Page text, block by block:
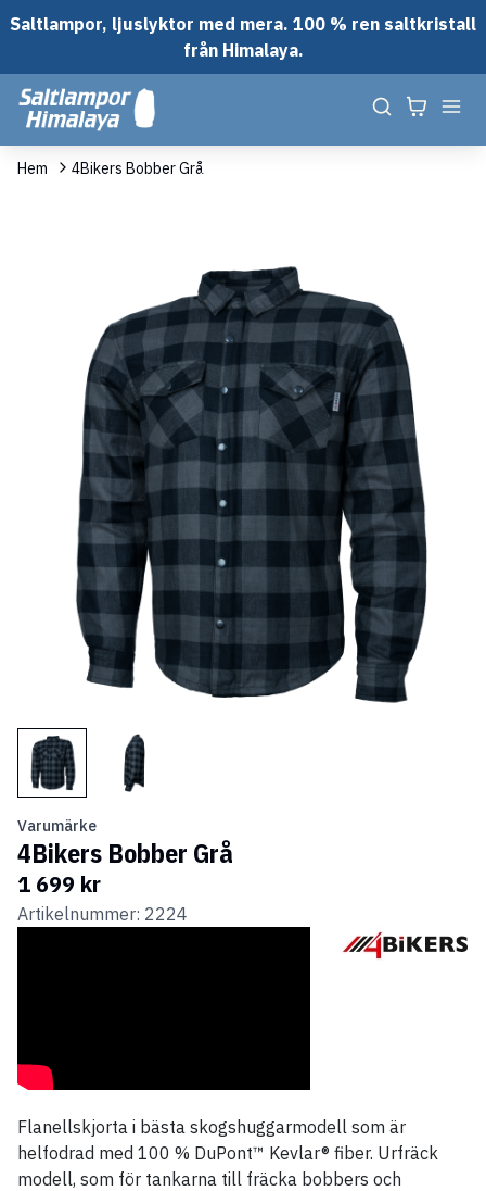
Saltlampor, ljuslyktor med mera. 100 % ren saltkristall
från Himalaya.
Hem 4Bikers Bobber Grå
Varumärke
4Bikers Bobber Grå
1 699 kr
Artikelnummer: 2224
Flanellskjorta i bästa skogshuggarmodell som är
helfodrad med 100 % DuPont™ Kevlar® fiber. Urfräck
modell, som för tankarna till fräcka bobbers och